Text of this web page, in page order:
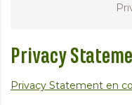
Privacy
Privacy Statement en